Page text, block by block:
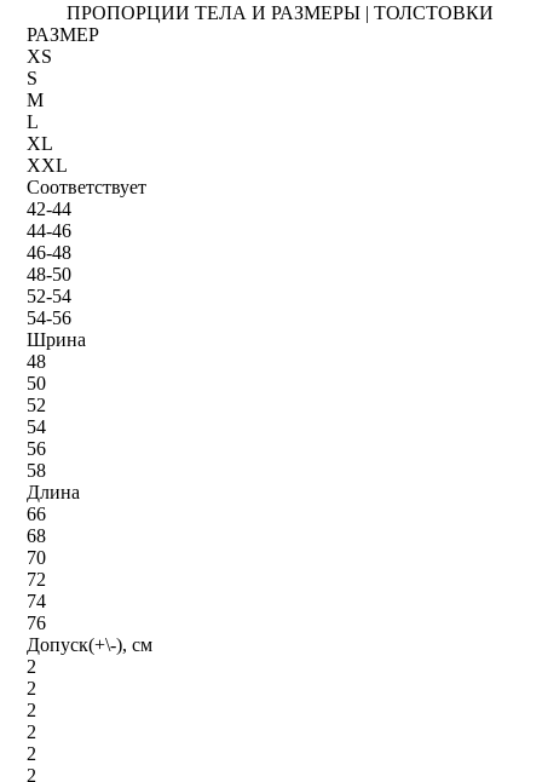
ПРОПОРЦИИ ТЕЛА И РАЗМЕРЫ | ТОЛСТОВКИ
РАЗМЕР
XS
S
M
L
XL
XXL
Соответствует
42-44
44-46
46-48
48-50
52-54
54-56
Шрина
48
50
52
54
56
58
Длина
66
68
70
72
74
76
Допуск(+\-), см
2
2
2
2
2
2